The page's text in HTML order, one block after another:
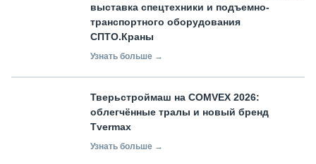
выставка спецтехники и подъемно-
транспортного оборудования
СПТО.Краны
Узнать больше →
Тверьстроймаш на COMVEX 2026:
облегчённые тралы и новый бренд
Tvermax
Узнать больше →